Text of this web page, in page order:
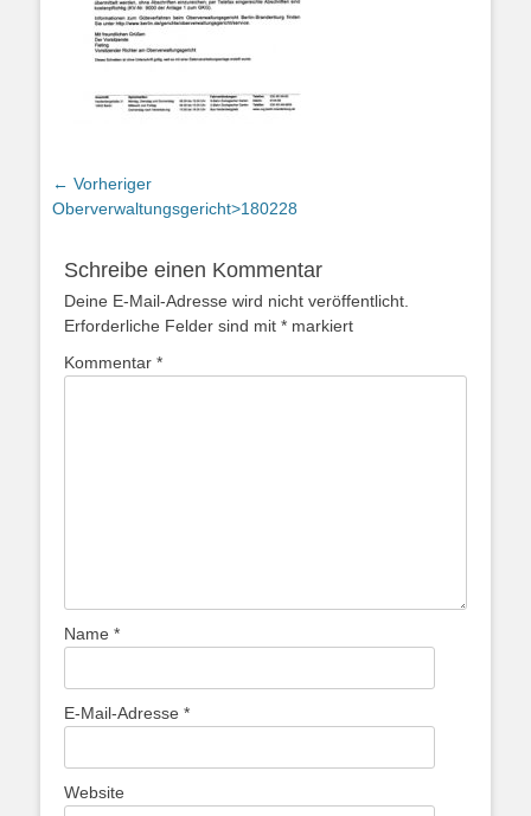
Beitragsnavigation
← Vorheriger
Vorheriger
Oberverwaltungsgericht>180228
Schreibe einen Kommentar
Deine E-Mail-Adresse wird nicht veröffentlicht.
Erforderliche Felder sind mit * markiert
Kommentar *
Name *
E-Mail-Adresse *
Website